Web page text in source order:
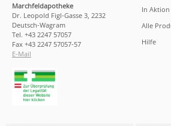
Marchfeldapotheke
Dr. Leopold Figl-Gasse 3, 2232
Deutsch-Wagram
Tel. +43 2247 57057
Fax +43 2247 57057-57
E-Mail
In Aktion
Alle
Hilfe